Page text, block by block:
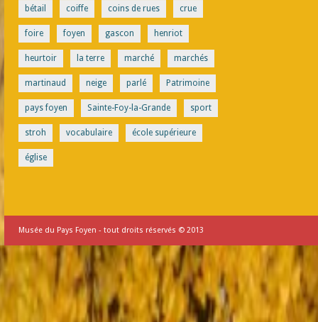
bétail coiffe coins de rues crue
foire foyen gascon henriot
heurtoir la terre marché marchés
martinaud neige parlé Patrimoine
pays foyen Sainte-Foy-la-Grande sport
stroh vocabulaire école supérieure
église
Musée du Pays Foyen - tout droits réservés © 2013